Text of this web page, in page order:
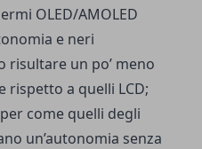
OLED/AMOLED
e neri
un po’ meno
rispetto a quelli LCD;
come quelli degli
un’autonomia senza